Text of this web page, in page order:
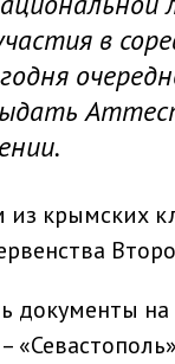
в
из крымских
на